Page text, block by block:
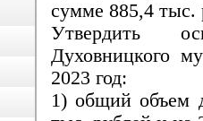
сумме 885,4 тыс.
Утвердить
Духовницкого
2023 год:
1) общий объем